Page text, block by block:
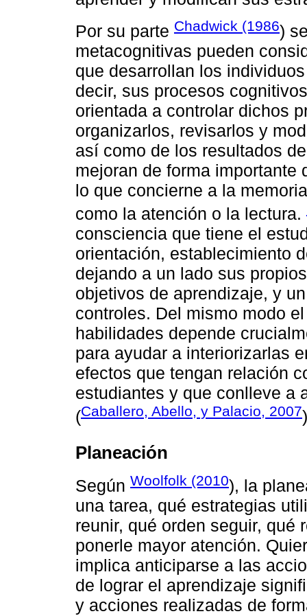
Por su parte Chadwick (1986)
metacognitivas pueden
que desarrollan los
decir, sus procesos
orientada a controlar dichos
organizarlos, revisarlos y
así como de los resultados
mejoran de forma importante
lo que concierne a la
como la atención o la lectura.
consciencia que tiene el
orientación, establecimiento
dejando a un lado sus
objetivos de aprendizaje, y
controles. Del mismo modo
habilidades depende
para ayudar a interiorizarlas
efectos que tengan relación
estudiantes y que conlleve a
(Caballero, Abello, y Palacio, 2007
Planeación
Según Woolfolk (2010), la
una tarea, qué estrategias
reunir, qué orden seguir, qué
ponerle mayor atención.
implica anticiparse a las
de lograr el aprendizaje
y acciones realizadas de